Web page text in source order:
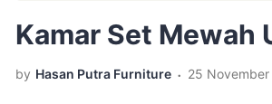
Kamar Set Mewah
by Hasan Putra Furniture . 25 November